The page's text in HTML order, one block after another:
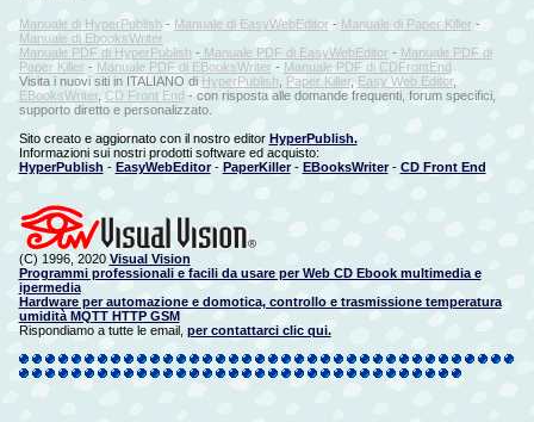
Manuale di HyperPublish- Manuale di EasyWebEditor - Manuale di Paper Killer -
Manuale di EbooksWriter
Manuale PDF di HyperPublish - Manuale PDF di EasyWebEditor - Manuale PDF di
Paper Killer - Manuale PDF di EBooksWriter- Manuale PDF di CDFrontEnd
Visita i nuovi siti in ITALIANO di HyperPublish Paper Killer, Easy Web Editor,
EBooksWriter, CD Front End - con risposta alle domande frequenti, forum specifici,
supporto diretto e personalizzato.
Sito creato e aggiornato con il nostro editor HyperPublish.
Informazioni sui nostri prodotti software ed acquisto:
HyperPublish - EasyWebEditor-PaperKiller- EBooksWriter- CD Front End
(C) 1996, 2020 Visual Vision
Programmi professionali e facili da usare per Web CD Ebook multimedia e
ipermedia
Hardware per automazione e domotica, controllo e trasmissione temperatura
umidità MQTT HTTP GSM
Rispondiamo a tutte le email, per contattarci clic qui.